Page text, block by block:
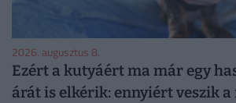
2026. augusztus 8.
Ezért a kutyáért ma már egy
árát is elkérik: ennyiért veszik